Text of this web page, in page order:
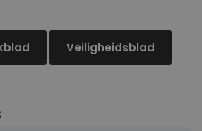
Veiligheidsblad